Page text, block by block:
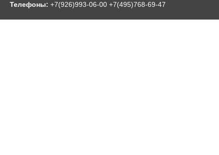
Телефоны: +7(926)993-06-00 +7(495)768-69-47